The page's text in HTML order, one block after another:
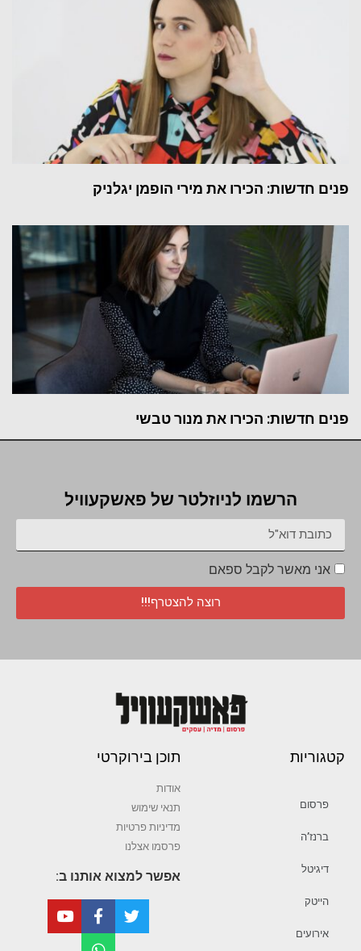
פנים חדשות: הכירו את מירי הופמן יגלניק
פנים חדשות: הכירו את מנור טבשי
הרשמו לניוזלטר של פאשקעוויל
אני מאשר לקבל ספאם
רוצה להצטרף!!!
קטגוריות
פרסום
ברנז’ה
דיגיטל
הייטק
אירועים
תוכן בירוקרטי
אודות
תנאי שימוש
מדיניות פרטיות
פרסמו אצלנו
אפשר למצוא אותנו ב: